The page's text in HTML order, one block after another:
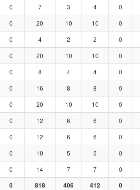
0 7 3 4 0
0 20 10 10 0
0 4 2 2 0
0 20 10 10 0
0 8 4 4 0
0 16 8 8 0
0 20 10 10 0
0 12 6 6 0
0 12 6 6 0
0 10 5 5 0
0 14 7 7 0
0 818 406 412 0